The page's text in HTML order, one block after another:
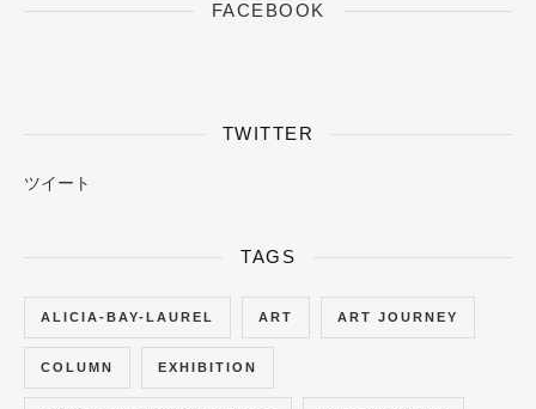
FACEBOOK
TWITTER
ツイート
TAGS
ALICIA-BAY-LAUREL ART ART JOURNEY
COLUMN EXHIBITION